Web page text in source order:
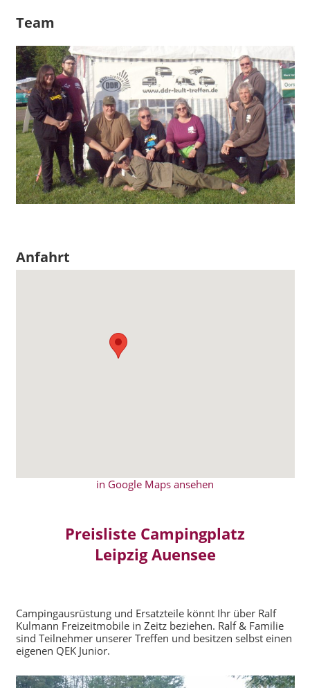
Team
Anfahrt
in Google Maps ansehen
Preisliste Campingplatz
Leipzig Auensee
Campingausrüstung und Ersatzteile könnt Ihr über Ralf
Kulmann Freizeitmobile in Zeitz beziehen. Ralf & Familie
sind Teilnehmer unserer Treffen und besitzen selbst einen
eigenen QEK Junior.